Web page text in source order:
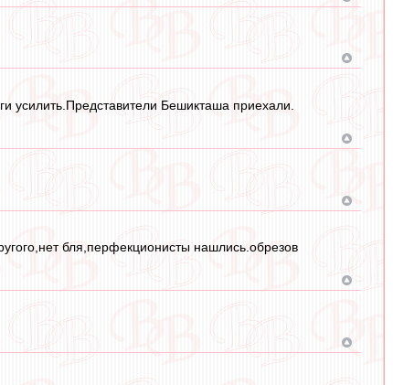
усилить.Представители Бешикташа приехали.
бля,перфекционисты нашлись.обрезов